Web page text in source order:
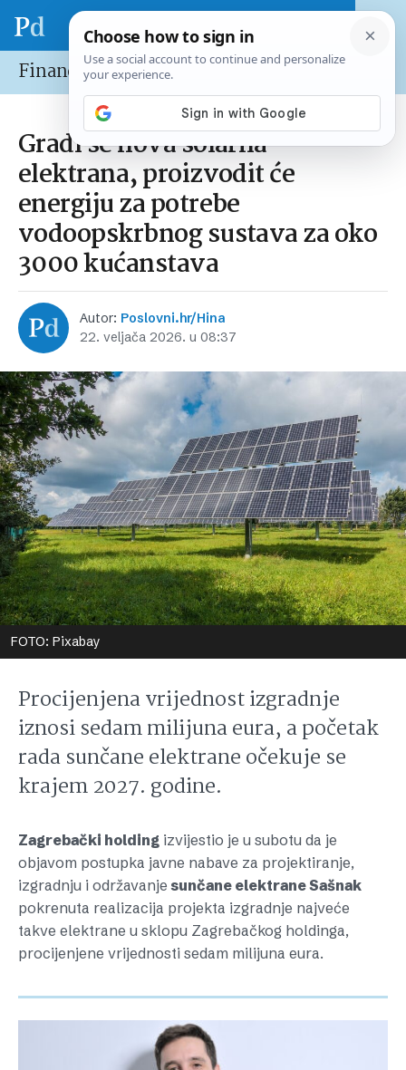
Financije
Gradi se nova solarna
elektrana, proizvodit će
energiju za potrebe
vodoopskrbnog sustava za oko
3000 kućanstava
Autor: Poslovni.hr/Hina
22. veljača 2026. u 08:37
FOTO: Pixabay
Procijenjena vrijednost izgradnje
iznosi sedam milijuna eura, a početak
rada sunčane elektrane očekuje se
krajem 2027. godine.
Zagrebački holding izvijestio je u subotu da je
objavom postupka javne nabave za projektiranje,
izgradnju i održavanje sunčane elektrane Sašnak
pokrenuta realizacija projekta izgradnje najveće
takve elektrane u sklopu Zagrebačkog holdinga,
procijenjene vrijednosti sedam milijuna eura.